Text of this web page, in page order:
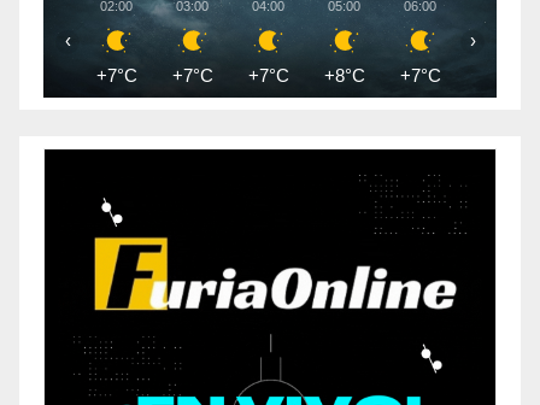
02:00
+7°C
03:00
+7°C
04:00
+7°C
05:00
+8°C
06:00
+7°C +7°C
‹ ›